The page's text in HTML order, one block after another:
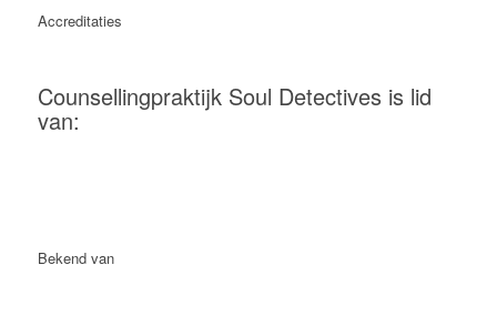
Accreditaties
Counsellingpraktijk Soul Detectives is lid
van:
Bekend van